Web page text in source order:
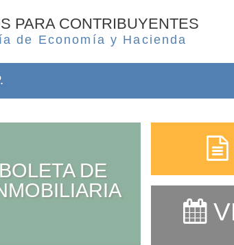
PARA CONTRIBUYENTES
de Economía y Hacienda
DE